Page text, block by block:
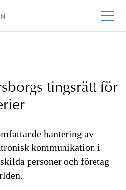
tingsrätt för
hantering av
kommunikation i
personer och företag